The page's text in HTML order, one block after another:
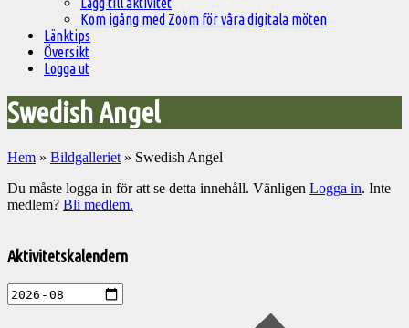
Kom igång med Zoom för våra digitala möten
Länktips
Översikt
Logga ut
Swedish Angel
Hem » Bildgalleriet » Swedish Angel
Du måste logga in för att se detta innehåll. Vänligen Logga in. Inte
medlem? Bli medlem.
till
aktiviteter
Aktivitetskalendern